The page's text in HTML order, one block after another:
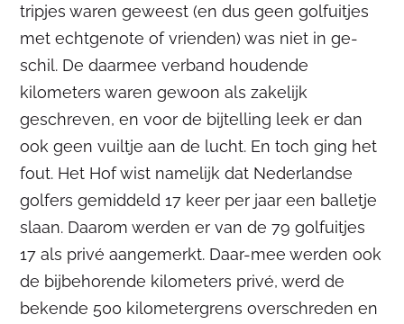
tripjes waren geweest (en dus geen golfuitjes
met echtgenote of vrienden) was niet in ge-
schil. De daarmee verband houdende
kilometers waren gewoon als zakelijk
geschreven, en voor de bijtelling leek er dan
ook geen vuiltje aan de lucht. En toch ging het
fout. Het Hof wist namelijk dat Nederlandse
golfers gemiddeld 17 keer per jaar een balletje
slaan. Daarom werden er van de 79 golfuitjes
17 als privé aangemerkt. Daar-mee werden ook
de bijbehorende kilometers privé, werd de
bekende 500 kilometergrens overschreden en